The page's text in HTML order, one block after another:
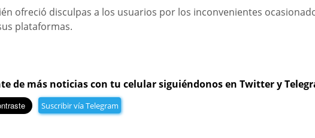
ofreció disculpas a los usuarios por los inconvenientes
plataformas.
de más noticias con tu celular siguiéndonos en Twitter y
Suscribir vía Telegram